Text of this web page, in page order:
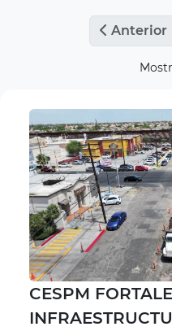
Anterior
CESPM